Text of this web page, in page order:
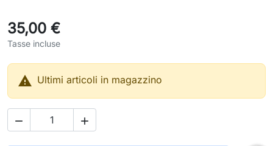
35,00 €
Tasse incluse
 Ultimi articoli in magazzino
 